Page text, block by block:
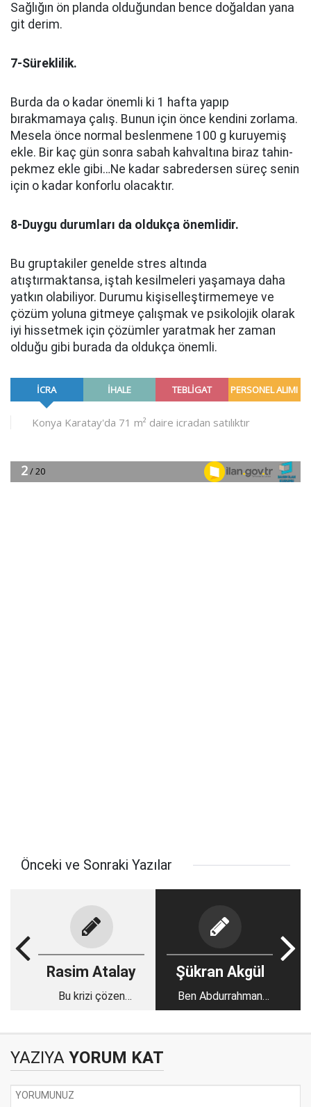
Sağlığın ön planda olduğundan bence doğaldan yana
git derim.
7-Süreklilik.
Burda da o kadar önemli ki 1 hafta yapıp
bırakmamaya çalış. Bunun için önce kendini zorlama.
Mesela önce normal beslenmene 100 g kuruyemiş
ekle. Bir kaç gün sonra sabah kahvaltına biraz tahin-
pekmez ekle gibi…Ne kadar sabredersen süreç senin
için o kadar konforlu olacaktır.
8-Duygu durumları da oldukça önemlidir.
Bu gruptakiler genelde stres altında
atıştırmaktansa, iştah kesilmeleri yaşamaya daha
yatkın olabiliyor. Durumu kişiselleştirmemeye ve
çözüm yoluna gitmeye çalışmak ve psikolojik olarak
iyi hissetmek için çözümler yaratmak her zaman
olduğu gibi burada da oldukça önemli.
Önceki ve Sonraki Yazılar
Rasim Atalay
Bu krizi çözen
Şükran Akgül
Ben Abdurrahman
değilim
YAZIYA YORUM KAT